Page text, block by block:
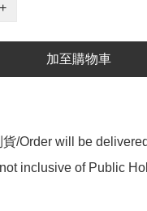
+
加至購物車
/Order will be
inclusive of Public